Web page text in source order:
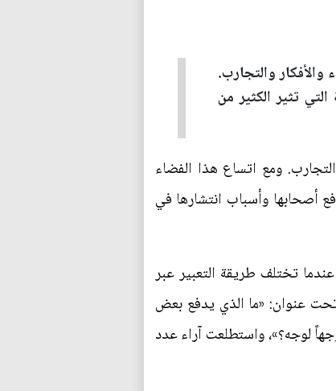
والتجارب.
تثير الكثير من
ومع اتساع هذا الفضاء
أصحابها وأسباب انتشارها في
تختلف طريقة التعبير عبر
تحت عنوان: «ما الذي يدفع بعض
لوجه؟»، واستطلعت آراء عدد